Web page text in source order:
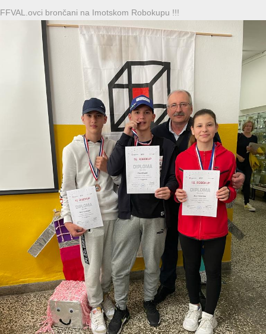
FFVAL.ovci brončani na Imotskom Robokupu !!!